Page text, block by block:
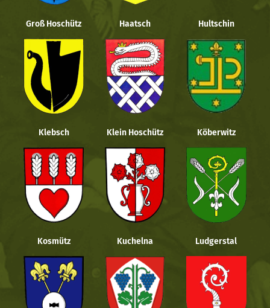
Groß Hoschütz Haatsch Hultschin
Klebsch Klein Hoschütz Köberwitz
Kosmütz Kuchelna Ludgerstal